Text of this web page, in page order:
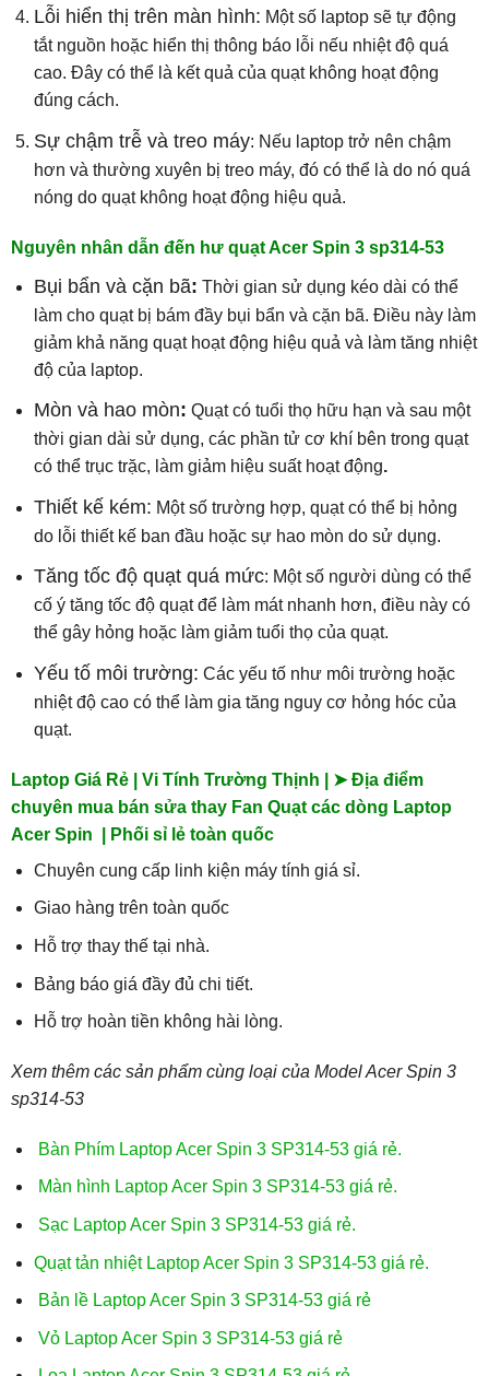
Lỗi hiển thị trên màn hình: Một số laptop sẽ tự động
tắt nguồn hoặc hiển thị thông báo lỗi nếu nhiệt độ quá
cao. Đây có thể là kết quả của quạt không hoạt động
đúng cách.
Sự chậm trễ và treo máy: Nếu laptop trở nên chậm
hơn và thường xuyên bị treo máy, đó có thể là do nó quá
nóng do quạt không hoạt động hiệu quả.
Nguyên nhân dẫn đến hư quạt Acer Spin 3 sp314-53
Bụi bẩn và cặn bã: Thời gian sử dụng kéo dài có thể
làm cho quạt bị bám đầy bụi bẩn và cặn bã. Điều này làm
giảm khả năng quạt hoạt động hiệu quả và làm tăng nhiệt
độ của laptop.
Mòn và hao mòn: Quạt có tuổi thọ hữu hạn và sau một
thời gian dài sử dụng, các phần tử cơ khí bên trong quạt
có thể trục trặc, làm giảm hiệu suất hoạt động.
Thiết kế kém: Một số trường hợp, quạt có thể bị hỏng
do lỗi thiết kế ban đầu hoặc sự hao mòn do sử dụng.
Tăng tốc độ quạt quá mức: Một số người dùng có thể
cố ý tăng tốc độ quạt để làm mát nhanh hơn, điều này có
thể gây hỏng hoặc làm giảm tuổi thọ của quạt.
Yếu tố môi trường: Các yếu tố như môi trường hoặc
nhiệt độ cao có thể làm gia tăng nguy cơ hỏng hóc của
quạt.
Laptop Giá Rẻ | Vi Tính Trường Thịnh | ➤ Địa điểm
chuyên mua bán sửa thay Fan Quạt các dòng Laptop
Acer Spin | Phối sỉ lẻ toàn quốc
Chuyên cung cấp linh kiện máy tính giá sỉ.
Giao hàng trên toàn quốc
Hỗ trợ thay thế tại nhà.
Bảng báo giá đầy đủ chi tiết.
Hỗ trợ hoàn tiền không hài lòng.
Xem thêm các sản phẩm cùng loại của Model Acer Spin 3
sp314-53
Bàn Phím Laptop Acer Spin 3 SP314-53 giá rẻ.
Màn hình Laptop Acer Spin 3 SP314-53 giá rẻ.
Sạc Laptop Acer Spin 3 SP314-53 giá rẻ.
Quạt tản nhiệt Laptop Acer Spin 3 SP314-53 giá rẻ.
Bản lề Laptop Acer Spin 3 SP314-53 giá rẻ
Vỏ Laptop Acer Spin 3 SP314-53 giá rẻ